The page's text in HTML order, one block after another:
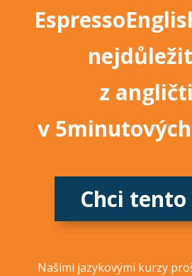
z
v
Chci
Našimi jazykovými kurzy